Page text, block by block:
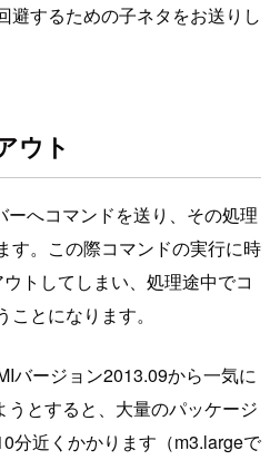
避するための子ネタをお送りし
ウト
へコマンドを送り、その処理
す。この際コマンドの実行に時
トしてしまい、処理途中でコ
とになります。
バージョン2013.09から一気に
とすると、大量のパッケージ
分近くかかります（m3.largeで